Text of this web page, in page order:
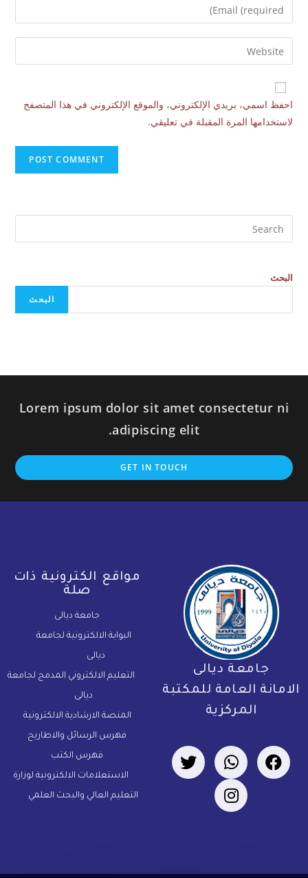
احفظ اسمي، بريدي الإلكتروني، والموقع الإلكتروني في هذا المتصفح
لاستخدامها المرة المقبلة في تعليقي.
البحث
البحث
Lorem ipsum dolor sit amet consectetur ni
adipiscing elit.
GET IN TOUCH
جامعة ديالى
العامة للمكتبة
المركزية
مواقع الكترونية ذات
صلة
جامعة ديالى
البوابة الالكترونية لجامعة
ديالى
التعليم الالكتروني المدمج لجامعة
ديالى
المنصة الارشادية الالكترونية
فهرس الرسائل والاطاريح
فهرس الكتب
الاستعلامات الالكترونية لوزارة
التعليم العالي والبحث العلمي